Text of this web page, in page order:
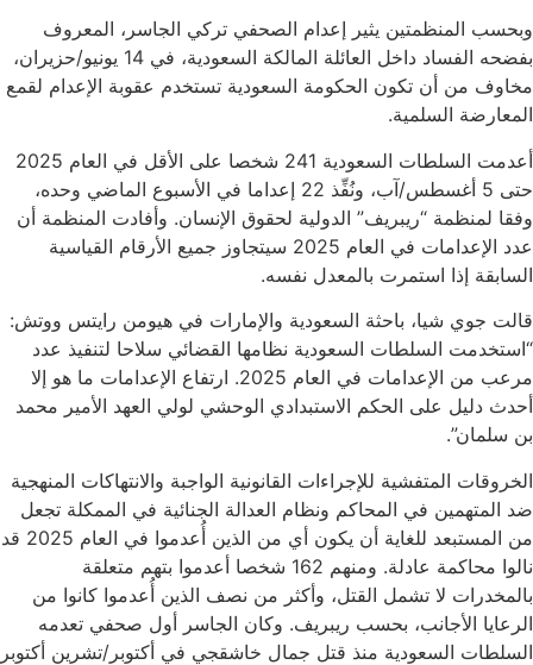
وبحسب المنظمتين يثير إعدام الصحفي تركي الجاسر، المعروف
بفضحه الفساد داخل العائلة المالكة السعودية، في 14 يونيو/حزيران،
مخاوف من أن تكون الحكومة السعودية تستخدم عقوبة الإعدام لقمع
المعارضة السلمية.
أعدمت السلطات السعودية 241 شخصا على الأقل في العام 2025
حتى 5 أغسطس/آب، ونُفِّذ 22 إعداما في الأسبوع الماضي وحده،
وفقا لمنظمة “ريبريف” الدولية لحقوق الإنسان. وأفادت المنظمة أن
عدد الإعدامات في العام 2025 سيتجاوز جميع الأرقام القياسية
السابقة إذا استمرت بالمعدل نفسه.
قالت جوي شيا، باحثة السعودية والإمارات في هيومن رايتس ووتش:
“استخدمت السلطات السعودية نظامها القضائي سلاحا لتنفيذ عدد
مرعب من الإعدامات في العام 2025. ارتفاع الإعدامات ما هو إلا
أحدث دليل على الحكم الاستبدادي الوحشي لولي العهد الأمير محمد
بن سلمان”.
الخروقات المتفشية للإجراءات القانونية الواجبة والانتهاكات المنهجية
ضد المتهمين في المحاكم ونظام العدالة الجنائية في الممكلة تجعل
من المستبعد للغاية أن يكون أي من الذين أُعدموا في العام 2025 قد
نالوا محاكمة عادلة. ومنهم 162 شخصا أعدموا بتهم متعلقة
بالمخدرات لا تشمل القتل، وأكثر من نصف الذين أُعدموا كانوا من
الرعايا الأجانب، بحسب ريبريف. وكان الجاسر أول صحفي تعدمه
السلطات السعودية منذ قتل جمال خاشقجي في أكتوبر/تشرين أكتوبر